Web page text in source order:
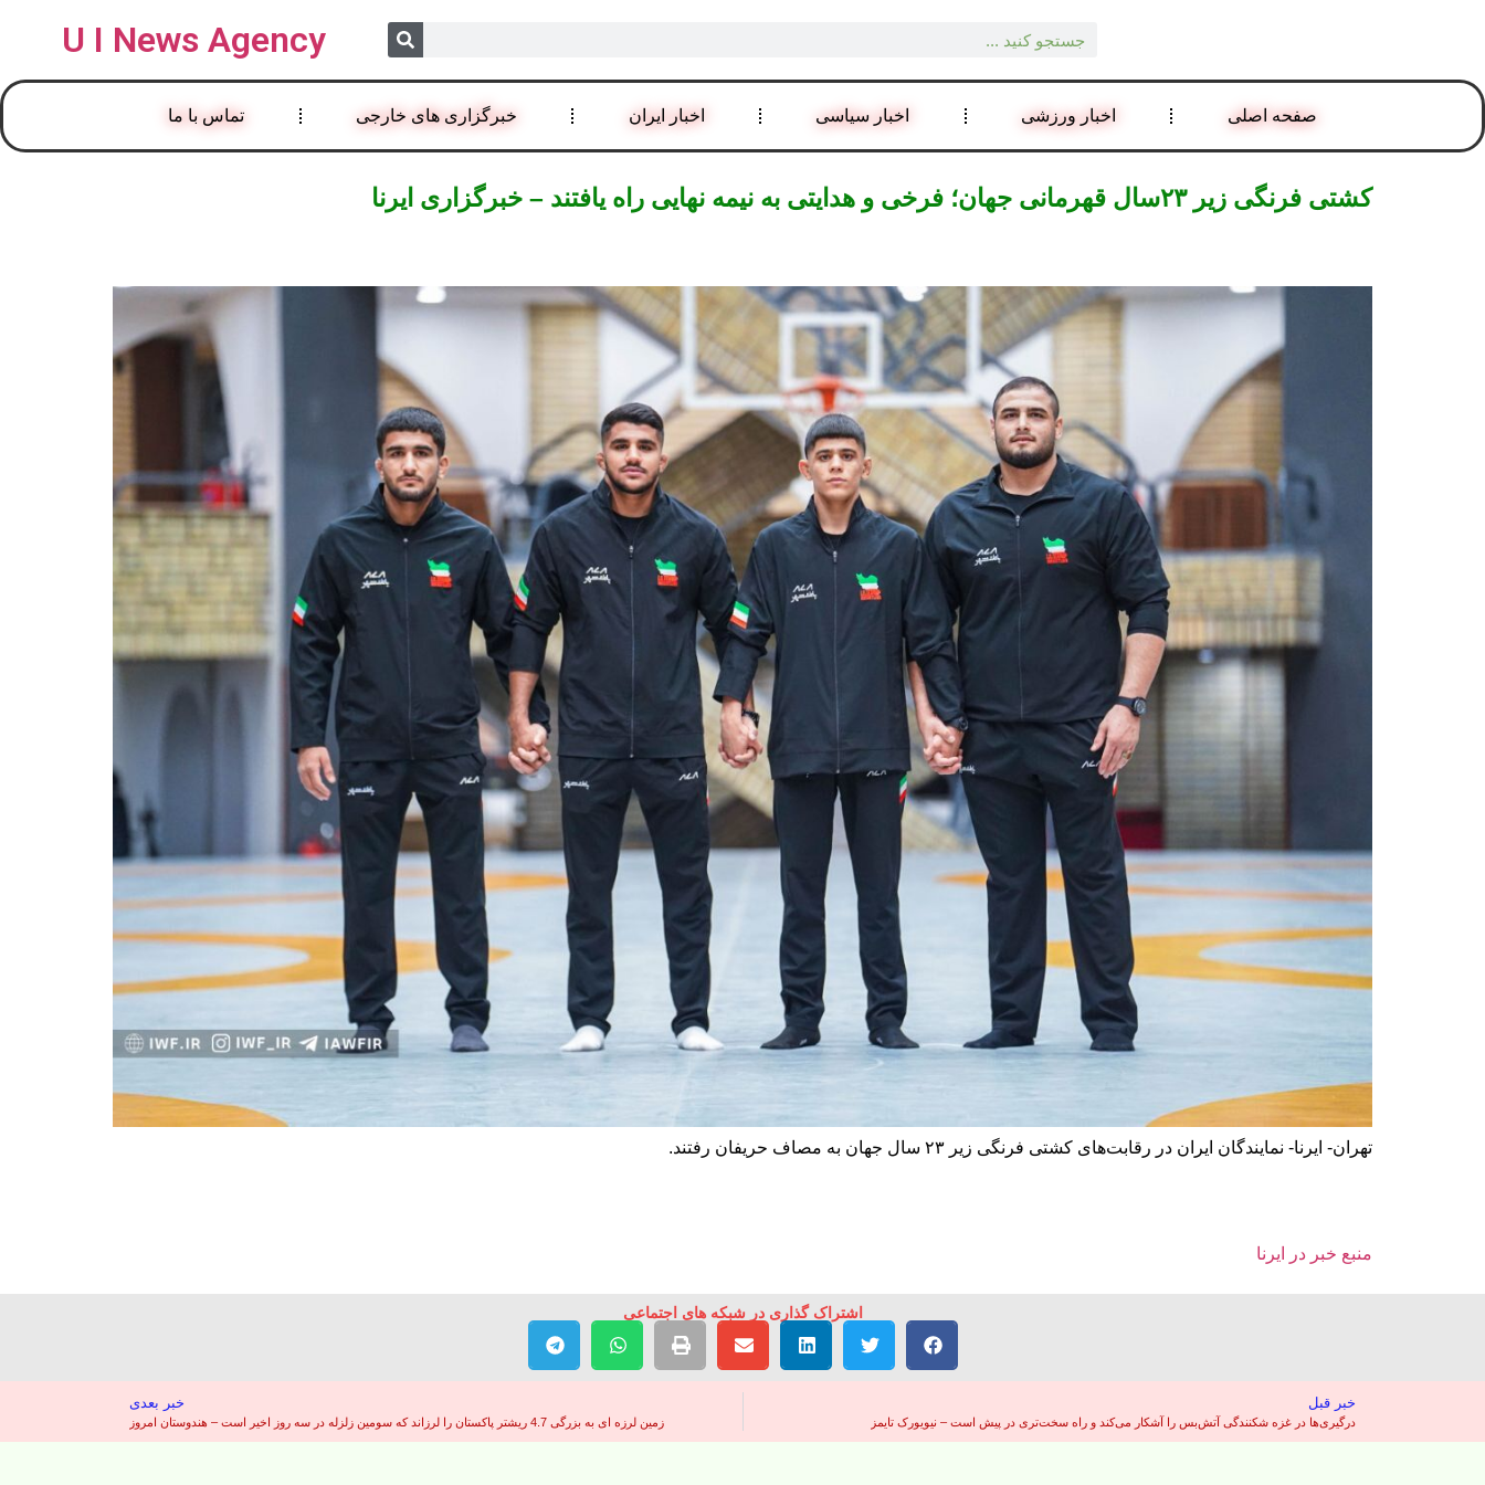
U I News Agency
صفحه اصلی اخبار ورزشی اخبار سیاسی اخبار ایران خبرگزاری های خارجی تماس با ما
کشتی فرنگی زیر ۲۳سال قهرمانی جهان؛ فرخی و هدایتی به نیمه نهایی راه یافتند – خبرگزاری ایرنا
تهران- ایرنا- نمایندگان ایران در رقابت‌های کشتی فرنگی زیر ۲۳ سال جهان به مصاف حریفان رفتند.
منبع خبر در ایرنا
اشتراک گذاری در شبکه های اجتماعی
خبر قبل
درگیری‌ها در غزه شکنندگی آتش‌بس را آشکار می‌کند و راه سخت‌تری در پیش است – نیویورک تایمز
خبر بعدی
زمین لرزه ای به بزرگی 4.7 ریشتر پاکستان را لرزاند که سومین زلزله در سه روز اخیر است – هندوستان امروز